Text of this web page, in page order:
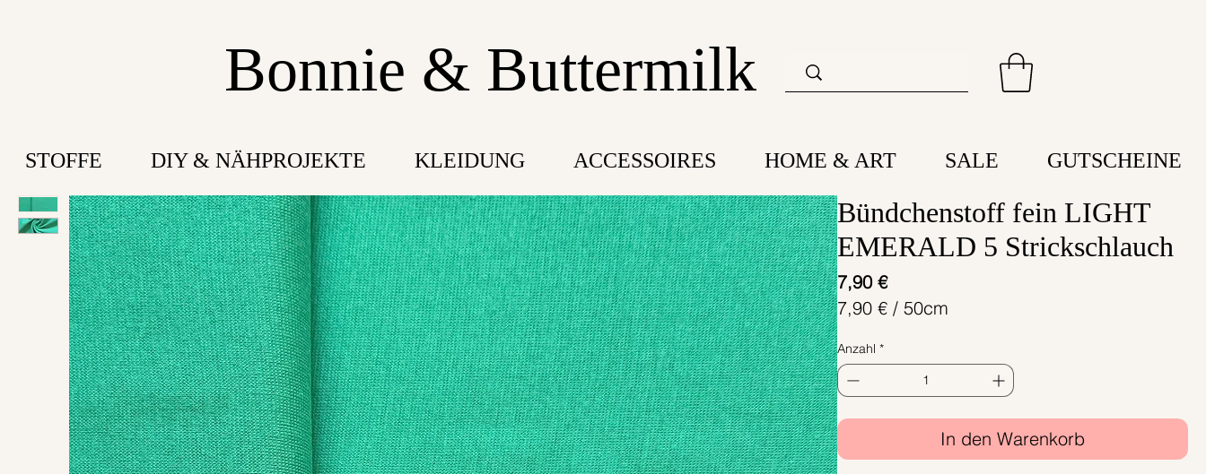
Bonnie & Buttermilk
STOFFE DIY & NÄHPROJEKTE KLEIDUNG ACCESSOIRES HOME & ART SALE GUTSCHEINE
Bündchenstoff fein LIGHT
EMERALD 5 Strickschlauch
7,90 €Preis
7,90 € / 50cm
7,90 €
pro
50
Zentimeter
Anzahl *
In den Warenkorb